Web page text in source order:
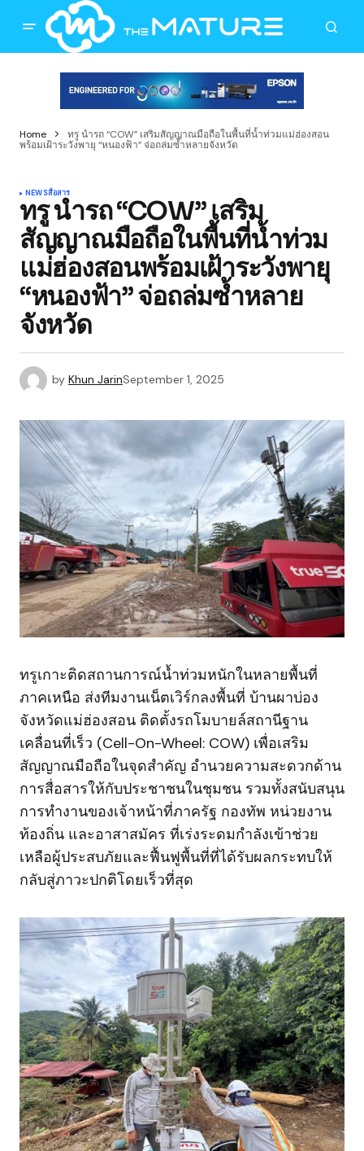
Home
ทรู นำรถ “COW” เสริมสัญญาณมือถือในพื้นที่น้ำท่วมแม่ฮ่องสอน
พร้อมเฝ้าระวังพายุ “หนองฟ้า” จ่อถล่มซ้ำหลายจังหวัด
NEWSสื่อสาร
ทรู นำรถ “COW” เสริม
สัญญาณมือถือในพื้นที่น้ำท่วม
แม่ฮ่องสอนพร้อมเฝ้าระวังพายุ
“หนองฟ้า” จ่อถล่มซ้ำหลาย
จังหวัด
by Khun JarinSeptember 1, 2025
ทรูเกาะติดสถานการณ์น้ำท่วมหนักในหลายพื้นที่
ภาคเหนือ ส่งทีมงานเน็ตเวิร์กลงพื้นที่ บ้านผาบ่อง
จังหวัดแม่ฮ่องสอน ติดตั้งรถโมบายล์สถานีฐาน
เคลื่อนที่เร็ว (Cell-On-Wheel: COW) เพื่อเสริม
สัญญาณมือถือในจุดสำคัญ อำนวยความสะดวกด้าน
การสื่อสารให้กับประชาชนในชุมชน รวมทั้งสนับสนุน
การทำงานของเจ้าหน้าที่ภาครัฐ กองทัพ หน่วยงาน
ท้องถิ่น และอาสาสมัคร ที่เร่งระดมกำลังเข้าช่วย
เหลือผู้ประสบภัยและฟื้นฟูพื้นที่ที่ได้รับผลกระทบให้
กลับสู่ภาวะปกติโดยเร็วที่สุด